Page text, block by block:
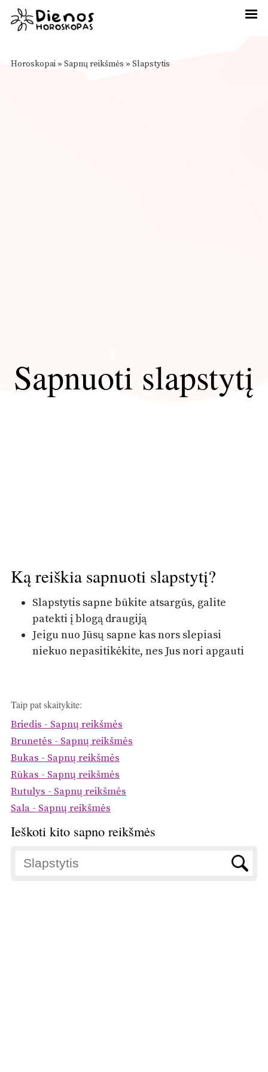
Horoskopai » Sapnų reikšmės » Slapstytis
Sapnuoti slapstytį
Ką reiškia sapnuoti slapstytį?
Slapstytis sapne būkite atsargūs, galite
patekti į blogą draugiją
Jeigu nuo Jūsų sapne kas nors slepiasi
niekuo nepasitikėkite, nes Jus nori apgauti
Taip pat skaitykite:
Briedis - Sapnų reikšmės
Brunetės - Sapnų reikšmės
Bukas - Sapnų reikšmės
Rūkas - Sapnų reikšmės
Rutulys - Sapnų reikšmės
Sala - Sapnų reikšmės
Ieškoti kito sapno reikšmės